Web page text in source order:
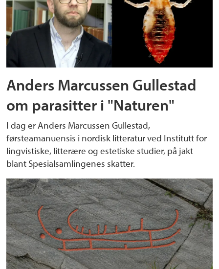
Anders Marcussen Gullestad
om parasitter i "Naturen"
I dag er Anders Marcussen Gullestad,
førsteamanuensis i nordisk litteratur ved Institutt for
lingvistiske, litterære og estetiske studier, på jakt
blant Spesialsamlingenes skatter.